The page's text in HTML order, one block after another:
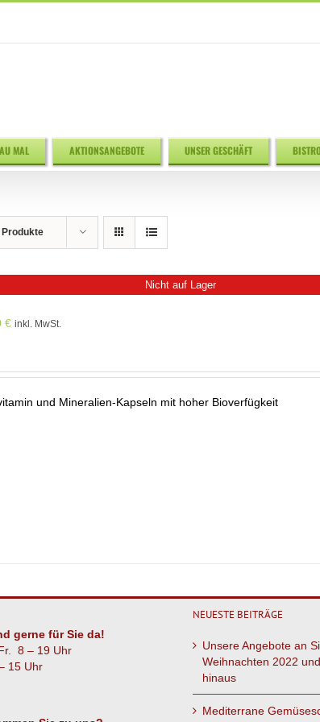
MAL AKTIONSANGEBOTE UNSER GESCHÄFT
Produkte
Nicht auf Lager
€ inkl. MwSt.
und Mineralien-Kapseln mit hoher Bioverfügkeit
gerne für Sie da!
8 – 19 Uhr
15 Uhr
NEUESTE BEITRÄGE
Unsere Angebote an
Weihnachten 2022
hinaus
Mediterrane